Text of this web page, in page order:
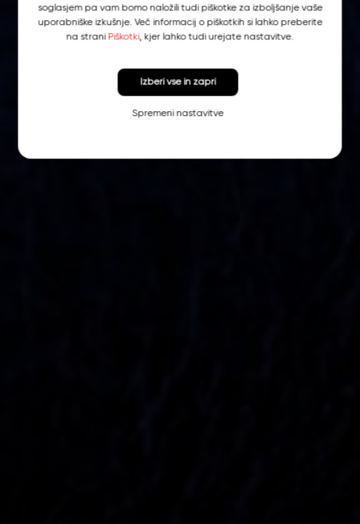
soglasjem pa vam bomo naložili tudi piškotke za izboljšanje vaše
uporabniške izkušnje. Več informacij o piškotkih si lahko preberite
na strani Piškotki, kjer lahko tudi urejate nastavitve.
Spremeni nastavitve
Izberi vse in zapri